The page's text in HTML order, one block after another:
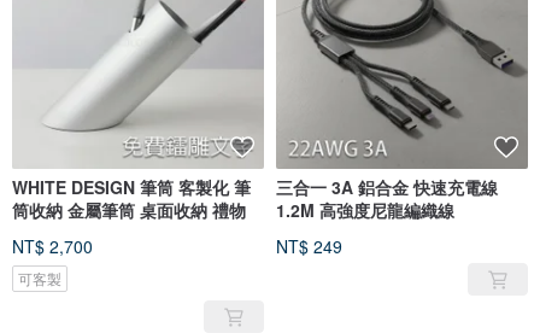
WHITE DESIGN 筆筒 客製化 筆
筒收納 金屬筆筒 桌面收納 禮物
NT$ 2,700
可客製
三合一 3A 鋁合金 快速充電線
1.2M 高強度尼龍編織線
NT$ 249